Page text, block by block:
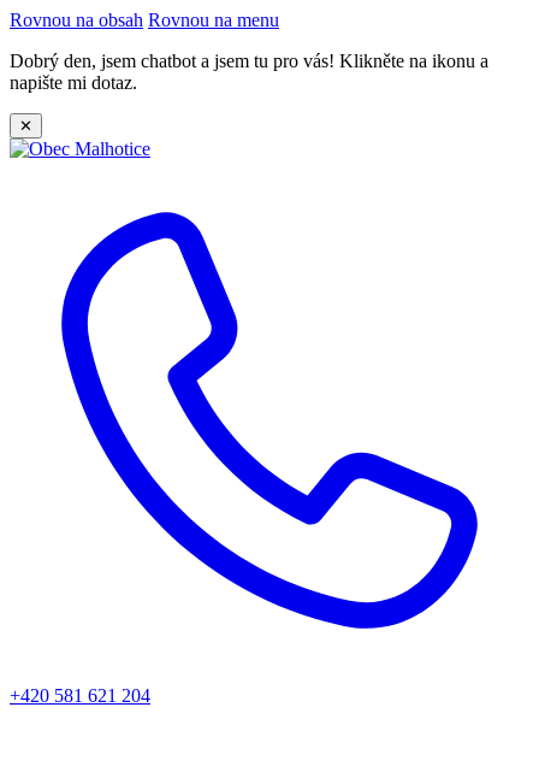
Rovnou na obsah Rovnou na menu
Dobrý den, jsem chatbot a jsem tu pro vás! Klikněte na ikonu a
napište mi dotaz.
✕
+420 581 621 204